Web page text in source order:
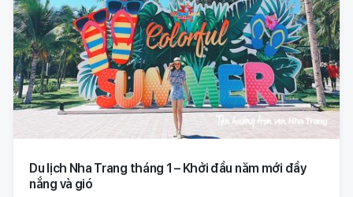
Du lịch Nha Trang tháng 1 – Khởi đầu năm mới đầy
nắng và gió